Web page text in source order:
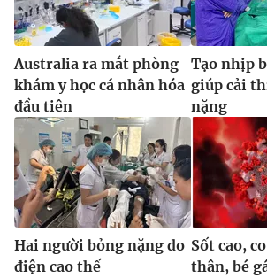
Ðiện thoại Thời báo VTV:024.66 897 897
Email:toasoan@vtv.vn
Liên hệ quảng cáo:024-7300.7108
Australia ra mắt phòng
khám y học cá nhân hóa
đầu tiên
Tạo nhịp
giúp cải
nặng
Hai người bỏng nặng do
điện cao thế
Sốt cao,
thân, bé